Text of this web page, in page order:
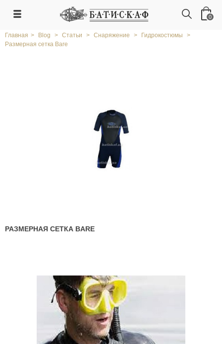
0
Главная > Blog > Статьи > Снаряжение > Гидрокостюмы
>
Размерная сетка Bare
РАЗМЕРНАЯ СЕТКА BARE